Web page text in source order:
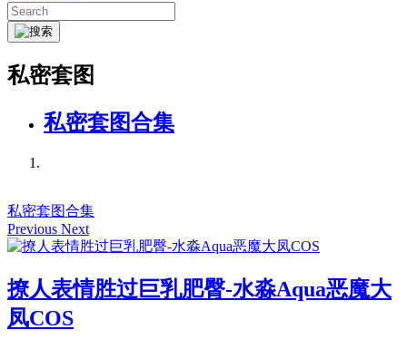
私密套图
私密套图合集
私密套图合集
Previous Next
撩人表情胜过巨乳肥臀-水淼Aqua恶魔大
凤COS